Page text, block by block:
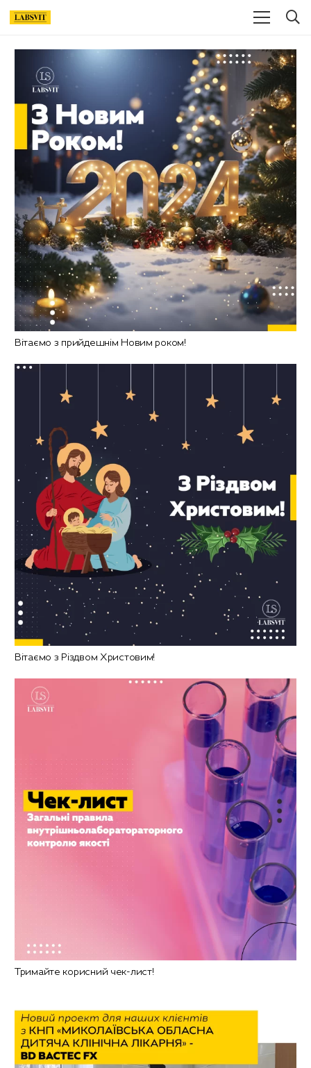
Вітаємо з прийдешнім Новим роком!
Вітаємо з Різдвом Христовим!
Тримайте корисний чек-лист!